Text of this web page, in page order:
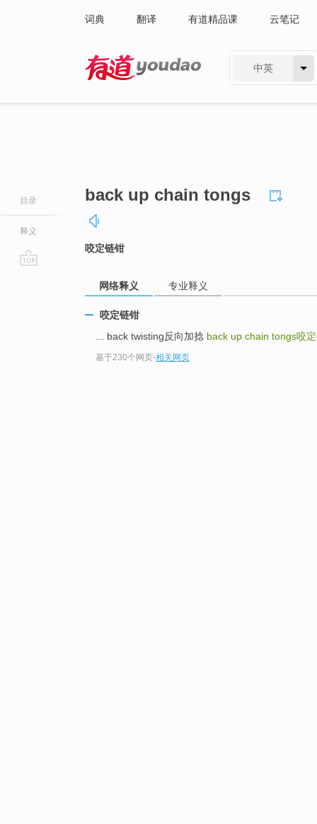
词典 翻译 有道精品课 云笔记
中英
目录
释义
back up chain tongs
咬定链钳
网络释义 专业释义
咬定链钳
... back twisting反向加捻 back up chain tongs咬
基于230个网页-相关网页